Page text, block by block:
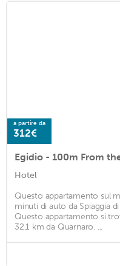
a partire da
312€
Egidio - 100m From
Hotel
Questo appartamento sul
minuti di auto da Spiaggia
Questo appartamento si
32,1 km da Quarnaro. ...